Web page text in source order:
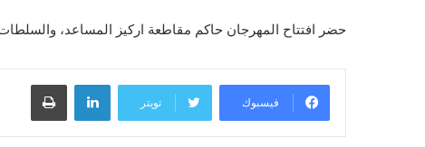
حضر افتتاح المهرجان حاكم مقاطعة اركيز المساعد،
فيسبوك تويتر
لينكدإن